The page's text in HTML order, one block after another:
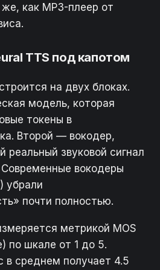
как MP3-плеер от
TTS под капотом
на двух блоках.
модель, которая
токены в
Второй — вокодер,
реальный звуковой сигнал
вокодеры
убрали
почти полностью.
метрикой MOS
по шкале от 1 до 5.
в среднем получает 4.5